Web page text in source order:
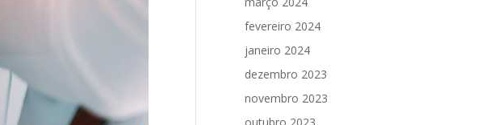
fevereiro 2024
janeiro 2024
dezembro 2023
novembro 2023